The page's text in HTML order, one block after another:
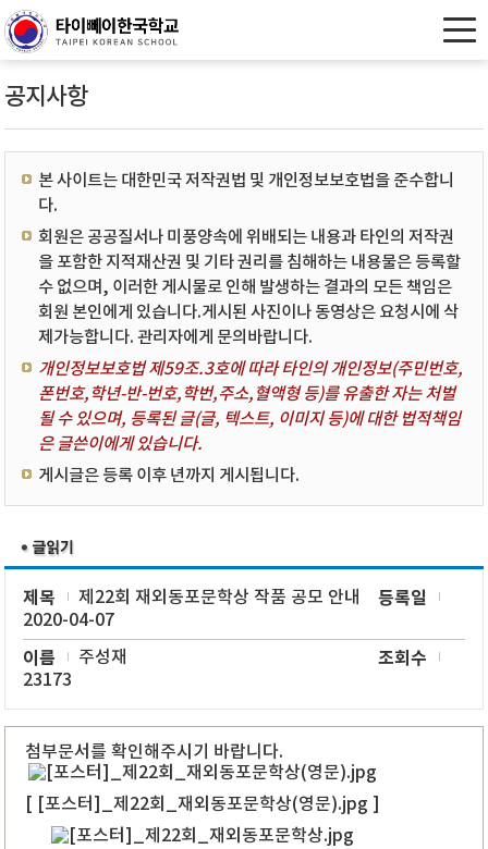
공지사항
본 사이트는 대한민국 저작권법 및 개인정보보호법을 준수합니
다.
회원은 공공질서나 미풍양속에 위배되는 내용과 타인의 저작권
을 포함한 지적재산권 및 기타 권리를 침해하는 내용물은 등록할
수 없으며, 이러한 게시물로 인해 발생하는 결과의 모든 책임은
회원 본인에게 있습니다.게시된 사진이나 동영상은 요청시에 삭
제가능합니다. 관리자에게 문의바랍니다.
개인정보보호법 제59조.3호에 따라 타인의 개인정보(주민번호,
폰번호,학년-반-번호,학번,주소,혈액형 등)를 유출한 자는 처벌
될 수 있으며, 등록된 글(글, 텍스트, 이미지 등)에 대한 법적책임
은 글쓴이에게 있습니다.
게시글은 등록 이후 년까지 게시됩니다.
제목 제22회 재외동포문학상 작품 공모 안내 등록일
2020-04-07
이름 주성재 조회수
23173
첨부문서를 확인해주시기 바랍니다.
[ [포스터]_제22회_재외동포문학상(영문).jpg ]